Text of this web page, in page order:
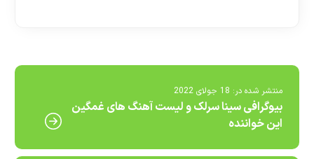
منتشر شده در: 18 جولای 2022
بیوگرافی سینا سرلک و لیست آهنگ های غمگین
این خواننده